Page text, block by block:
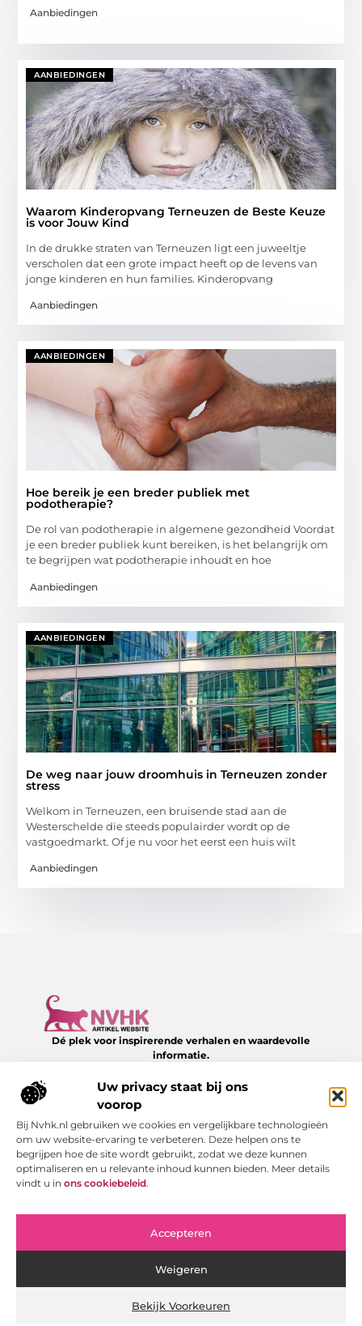
Uw privacy staat bij ons
voorop
Bij Nvhk.nl gebruiken we cookies en vergelijkbare technologieën
om uw website-ervaring te verbeteren. Deze helpen ons te
begrijpen hoe de site wordt gebruikt, zodat we deze kunnen
optimaliseren en u relevante inhoud kunnen bieden. Meer details
vindt u in ons cookiebeleid.
Accepteren
Weigeren
Bekijk Voorkeuren
Aanbiedingen
AANBIEDINGEN
Waarom Kinderopvang Terneuzen de Beste Keuze
is voor Jouw Kind
In de drukke straten van Terneuzen ligt een juweeltje
verscholen dat een grote impact heeft op de levens van
jonge kinderen en hun families. Kinderopvang
Aanbiedingen
AANBIEDINGEN
Hoe bereik je een breder publiek met
podotherapie?
De rol van podotherapie in algemene gezondheid Voordat
je een breder publiek kunt bereiken, is het belangrijk om
te begrijpen wat podotherapie inhoudt en hoe
Aanbiedingen
AANBIEDINGEN
De weg naar jouw droomhuis in Terneuzen zonder
stress
Welkom in Terneuzen, een bruisende stad aan de
Westerschelde die steeds populairder wordt op de
vastgoedmarkt. Of je nu voor het eerst een huis wilt
Aanbiedingen
Dé plek voor inspirerende verhalen en waardevolle
informatie.
dagelijks leven – van slimme tips tot verrassende inzichten,
allemaal te vinden op NVHK.nl.
Onze informatie
Bericht categorie
Cookiebeleid (EU)